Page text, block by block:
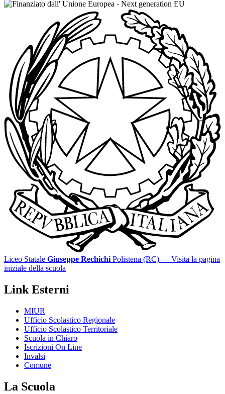
Liceo Statale Giuseppe Rechichi Polistena (RC) — Visita la pagina
iniziale della scuola
Link Esterni
MIUR
Ufficio Scolastico Regionale
Ufficio Scolastico Territoriale
Scuola in Chiaro
Iscrizioni On Line
Invalsi
Comune
La Scuola